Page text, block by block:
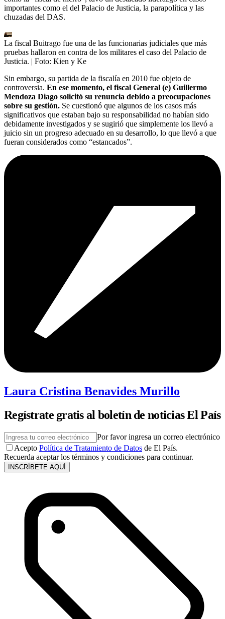
importantes como el del Palacio de Justicia, la parapolítica y las
chuzadas del DAS.
La fiscal Buitrago fue una de las funcionarias judiciales que más
pruebas hallaron en contra de los militares el caso del Palacio de
Justicia. | Foto: Kien y Ke
Sin embargo, su partida de la fiscalía en 2010 fue objeto de
controversia. En ese momento, el fiscal General (e) Guillermo
Mendoza Diago solicitó su renuncia debido a preocupaciones
sobre su gestión. Se cuestionó que algunos de los casos más
significativos que estaban bajo su responsabilidad no habían sido
debidamente investigados y se sugirió que simplemente los llevó a
juicio sin un progreso adecuado en su desarrollo, lo que llevó a que
fueran considerados como “estancados”.
Laura Cristina Benavides Murillo
Regístrate gratis al boletín de noticias El País
Por favor ingresa un correo electrónico
Acepto Política de Tratamiento de Datos de El País.
Recuerda aceptar los términos y condiciones para continuar.
INSCRÍBETE AQUÍ